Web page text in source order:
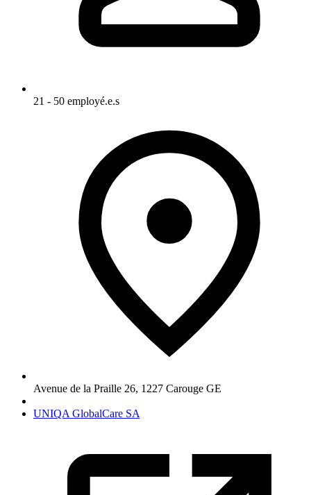
21 - 50 employé.e.s
Avenue de la Praille 26, 1227 Carouge GE
UNIQA GlobalCare SA